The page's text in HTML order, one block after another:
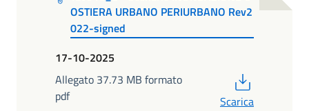
OSTIERA URBANO PERIURBANO Rev2
022-signed
17-10-2025
Allegato 37.73 MB formato
pdf
Scarica